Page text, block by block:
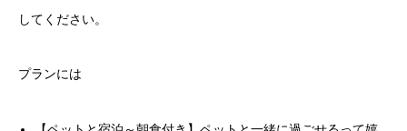
してください。
プランには